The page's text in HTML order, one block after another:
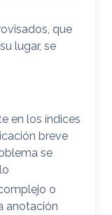
que
lugar, se
en los índices
breve
se
o
anotación